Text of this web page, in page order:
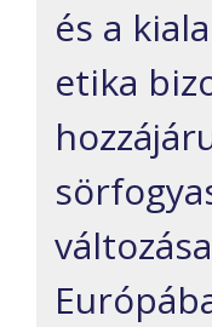
és a
etika